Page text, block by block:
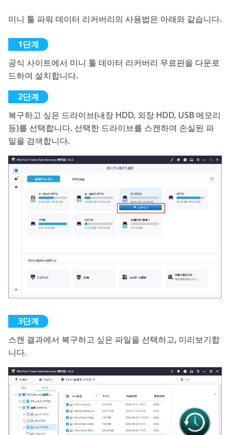
미니 툴 파워 데이터 리커버리의 사용법은 아래와 같습니다.
공식 사이트에서 미니 툴 데이터 리커버리 무료판을 다운로
드하여 설치합니다.
복구하고 싶은 드라이브(내장 HDD, 외장 HDD, USB 메모리
등)를 선택합니다. 선택한 드라이브를 스캔하여 손실된 파
일을 검색합니다.
스캔 결과에서 복구하고 싶은 파일을 선택하고, 미리보기합
니다.